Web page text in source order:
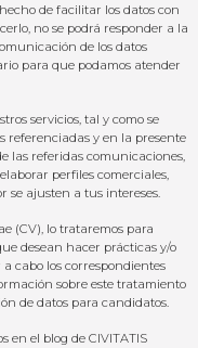
de facilitar los datos con
no se podrá responder a la
de los datos
para que podamos atender
servicios, tal y como se
referenciadas y en la presente
las referidas comunicaciones,
perfiles comerciales,
se ajusten a tus intereses.
(CV), lo trataremos para
desean hacer prácticas y/o
cabo los correspondientes
sobre este tratamiento
de datos para candidatos.
en el blog de CIVITATIS